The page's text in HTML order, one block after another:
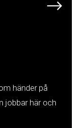
händer på
jobbar här och